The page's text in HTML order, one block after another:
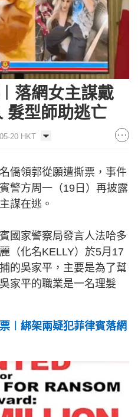
落網女主謀戴
髮型師助逃亡
20 HKT
僑領郭從願遭撕票，事件
警方周一（19日）再披露
謀在逃。
國家警察局發言人法哈多
（化名KELLY）於5月17
的吳家平，主要是為了幫
家平的職業是一名理髮
︱綁架兩疑犯菲律賓落網